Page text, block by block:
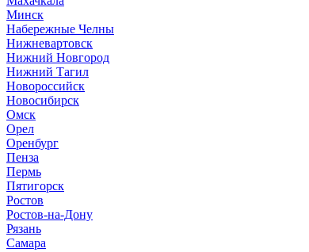
Минск
Набережные Челны
Нижневартовск
Нижний Новгород
Нижний Тагил
Новороссийск
Новосибирск
Омск
Орел
Оренбург
Пенза
Пермь
Пятигорск
Ростов
Ростов-на-Дону
Рязань
Самара